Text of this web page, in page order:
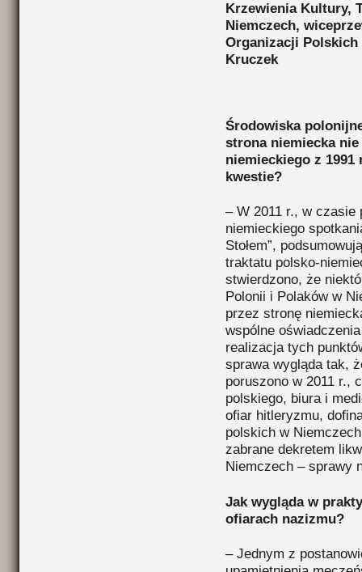
Krzewienia Kultury,
Niemczech,
Organizacji Polskich
Kruczek
Środowiska
strona niemiecka
niemieckiego z
kwestie?
– W 2011 r., w czasie
niemieckiego
Stołem”,
traktatu polsko-
stwierdzono, że
Polonii i Polaków w
przez stronę
wspólne
realizacja tych
sprawa wygląda tak,
poruszono w 2011 r.,
polskiego, biura i
ofiar hitleryzmu,
polskich w
zabrane dekretem
Niemczech – sprawy
Jak wygląda w
ofiarach nazizmu?
– Jednym z